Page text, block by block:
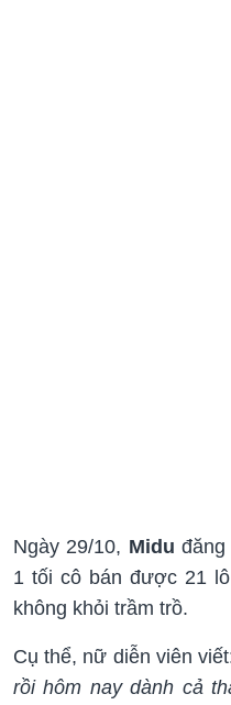
Ngày 29/10, Midu
1 tối cô bán được 21
không khỏi trầm trồ.
Cụ thể, nữ diễn viên
rồi hôm nay dành cả